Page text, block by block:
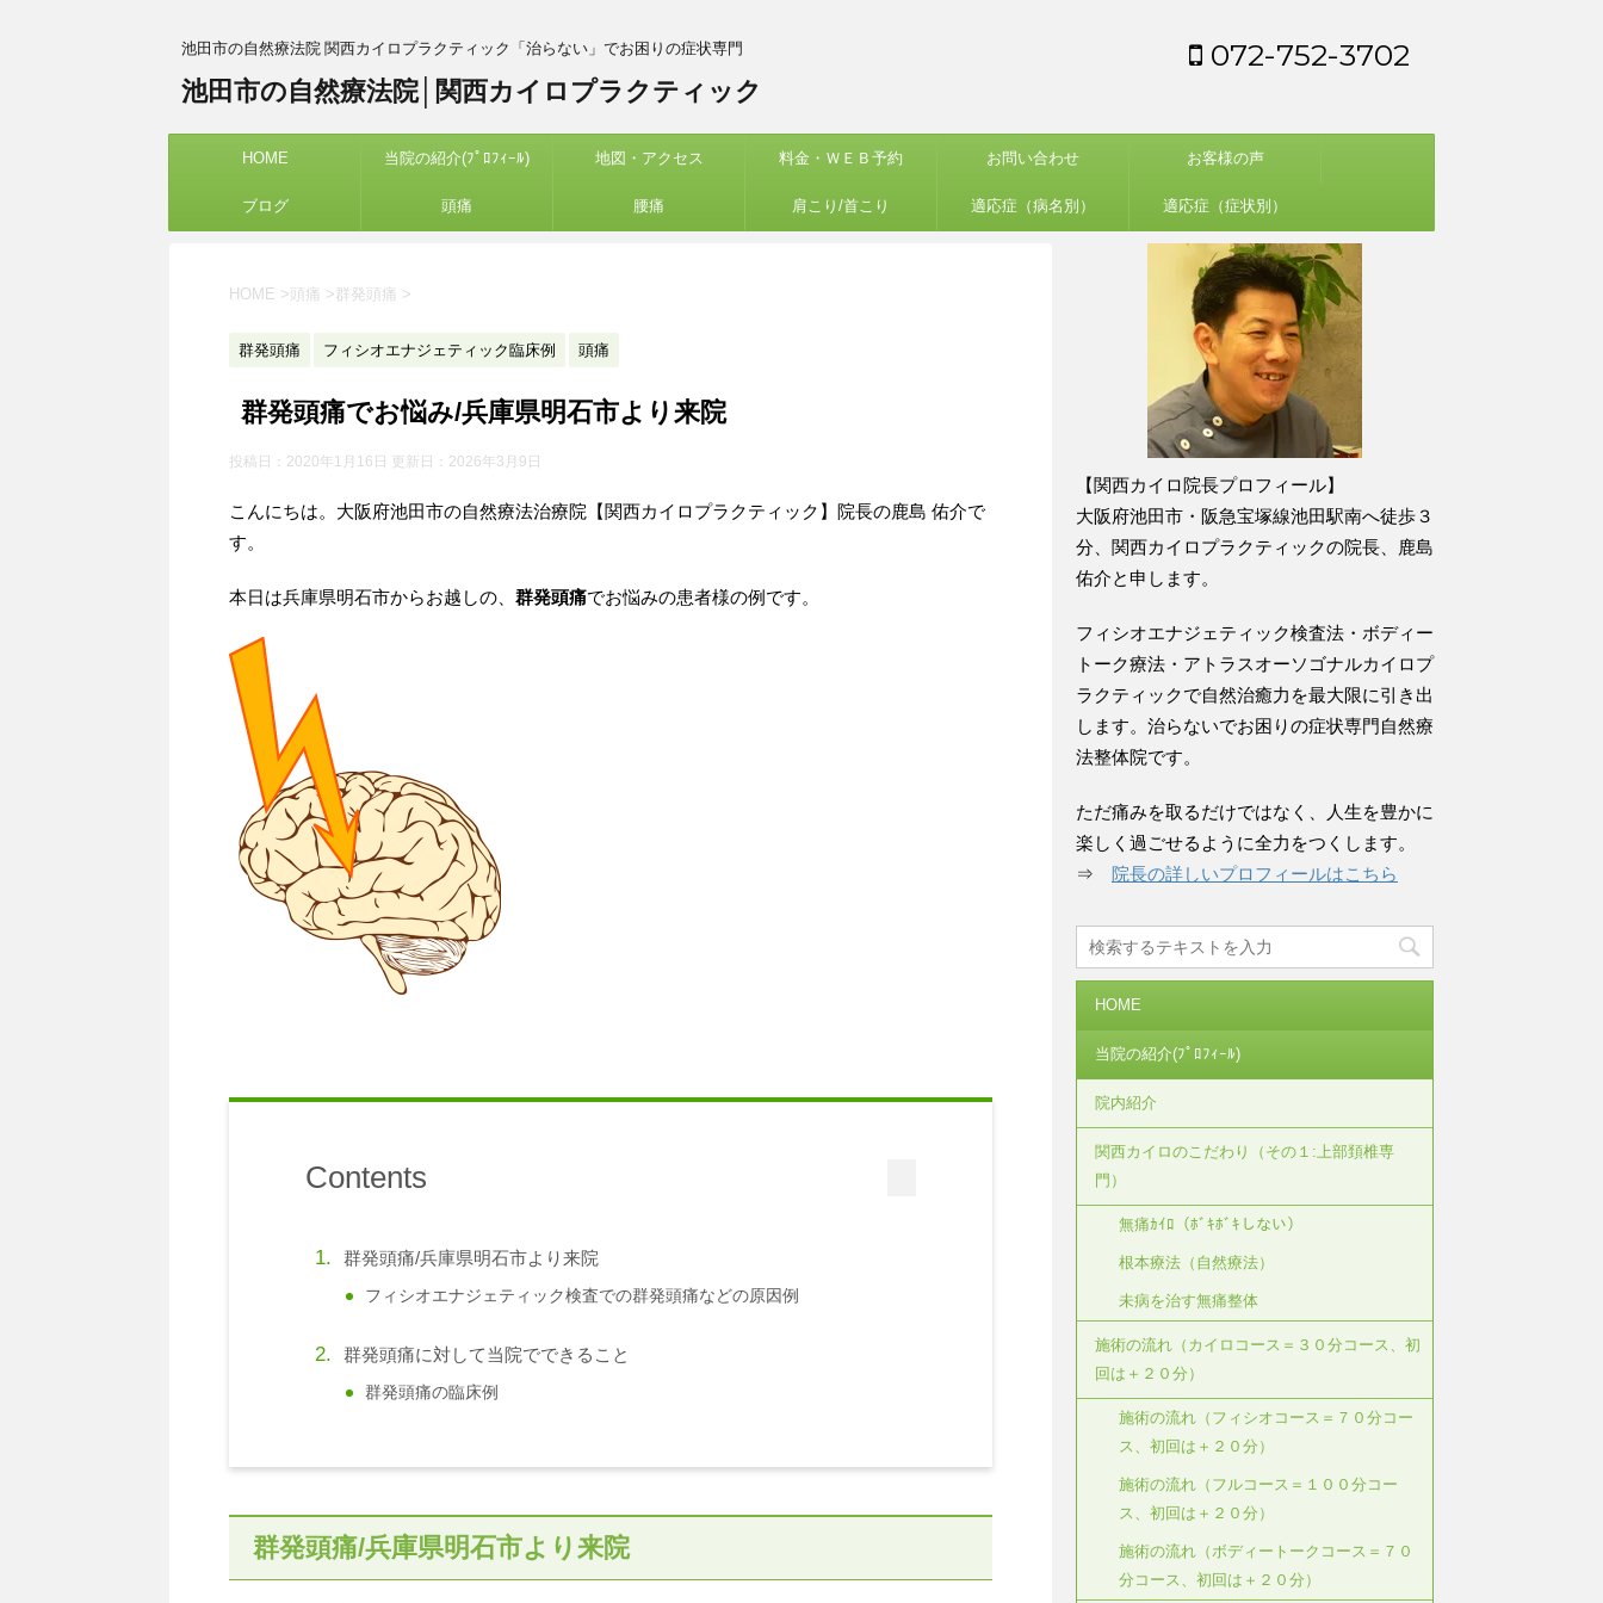
池田市の自然療法院 関西カイロプラクティック「治らない」でお困りの症状専門
池田市の自然療法院│関西カイロプラクティック
072-752-3702
HOME 当院の紹介(ﾌﾟﾛﾌｨｰﾙ) 地図・アクセス 料金・ＷＥＢ予約 お問い合わせ お客様の声
ブログ 頭痛 腰痛 肩こり/首こり 適応症（病名別） 適応症（症状別）
HOME >頭痛 >群発頭痛 >
群発頭痛 フィシオエナジェティック臨床例 頭痛
群発頭痛でお悩み/兵庫県明石市より来院
投稿日：2020年1月16日 更新日： 2026年3月9日
こんにちは。大阪府池田市の自然療法治療院【関西カイロプラクティック】院長の鹿島 佑介で
す。
本日は兵庫県明石市からお越しの、 群発頭痛でお悩みの患者様の例です。
Contents
群発頭痛/兵庫県明石市より来院
フィシオエナジェティック検査での群発頭痛などの原因例
群発頭痛に対して当院でできること
群発頭痛の臨床例
群発頭痛/兵庫県明石市より来院
【関西カイロ院長プロフィール】
大阪府池田市・阪急宝塚線池田駅南へ徒歩３
分、関西カイロプラクティックの院長、鹿島
佑介と申します。
フィシオエナジェティック検査法・ボディー
トーク療法・アトラスオーソゴナルカイロプ
ラクティックで自然治癒力を最大限に引き出
します。治らないでお困りの症状専門自然療
法整体院です。
ただ痛みを取るだけではなく、人生を豊かに
楽しく過ごせるように全力をつくします。
⇒ 院長の詳しいプロフィールはこちら
HOME
当院の紹介(ﾌﾟﾛﾌｨｰﾙ)
院内紹介
関西カイロのこだわり（その１:上部頚椎専
門）
無痛ｶｲﾛ（ﾎﾞｷﾎﾞｷしない）
根本療法（自然療法）
未病を治す無痛整体
施術の流れ（カイロコース＝３０分コース、初
回は＋２０分）
施術の流れ（フィシオコース＝７０分コー
ス、初回は＋２０分）
施術の流れ（フルコース＝１００分コー
ス、初回は＋２０分）
施術の流れ（ボディートークコース＝７０
分コース、初回は＋２０分）